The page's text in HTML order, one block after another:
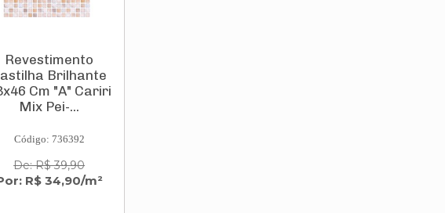
Revestimento
Brilhante
Cm "A" Cariri
Mix Pei-...
Código: 736392
De: R$ 39,90
R$ 34,90/m²